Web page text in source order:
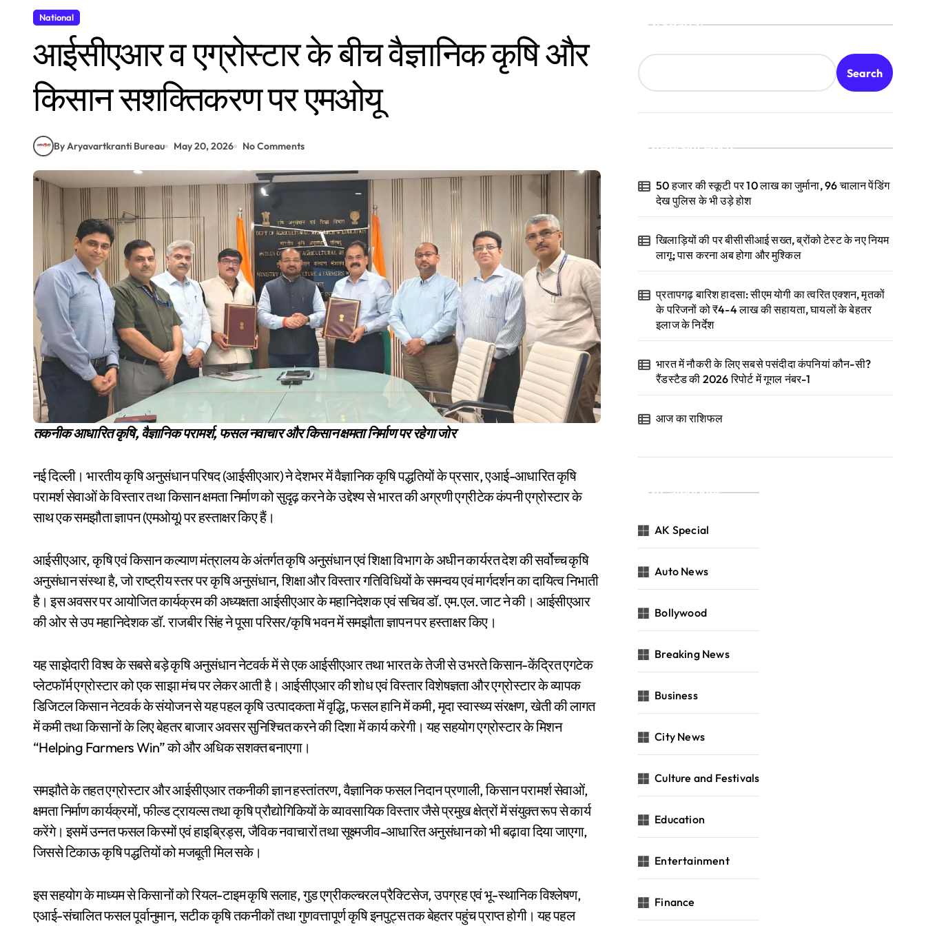
National
आईसीएआर व एग्रोस्टार के बीच वैज्ञानिक कृषि और
किसान सशक्तिकरण पर एमओयू
By Aryavartkranti Bureau May 20, 2026 No Comments
तकनीक आधारित कृषि, वैज्ञानिक परामर्श, फसल नवाचार और किसान क्षमता निर्माण पर रहेगा जोर
नई दिल्ली। भारतीय कृषि अनुसंधान परिषद (आईसीएआर) ने देशभर में वैज्ञानिक कृषि पद्धतियों के प्रसार, एआई-आधारित कृषि
परामर्श सेवाओं के विस्तार तथा किसान क्षमता निर्माण को सुदृढ़ करने के उद्देश्य से भारत की अग्रणी एग्रीटेक कंपनी एग्रोस्टार के
साथ एक समझौता ज्ञापन (एमओयू) पर हस्ताक्षर किए हैं।
आईसीएआर, कृषि एवं किसान कल्याण मंत्रालय के अंतर्गत कृषि अनुसंधान एवं शिक्षा विभाग के अधीन कार्यरत देश की सर्वोच्च कृषि
अनुसंधान संस्था है, जो राष्ट्रीय स्तर पर कृषि अनुसंधान, शिक्षा और विस्तार गतिविधियों के समन्वय एवं मार्गदर्शन का दायित्व निभाती
है। इस अवसर पर आयोजित कार्यक्रम की अध्यक्षता आईसीएआर के महानिदेशक एवं सचिव डॉ. एम.एल. जाट ने की। आईसीएआर
की ओर से उप महानिदेशक डॉ. राजबीर सिंह ने पूसा परिसर/कृषि भवन में समझौता ज्ञापन पर हस्ताक्षर किए।
यह साझेदारी विश्व के सबसे बड़े कृषि अनुसंधान नेटवर्क में से एक आईसीएआर तथा भारत के तेजी से उभरते किसान-केंद्रित एगटेक
प्लेटफॉर्म एग्रोस्टार को एक साझा मंच पर लेकर आती है। आईसीएआर की शोध एवं विस्तार विशेषज्ञता और एग्रोस्टार के व्यापक
डिजिटल किसान नेटवर्क के संयोजन से यह पहल कृषि उत्पादकता में वृद्धि, फसल हानि में कमी, मृदा स्वास्थ्य संरक्षण, खेती की लागत
में कमी तथा किसानों के लिए बेहतर बाजार अवसर सुनिश्चित करने की दिशा में कार्य करेगी। यह सहयोग एग्रोस्टार के मिशन
“Helping Farmers Win” को और अधिक सशक्त बनाएगा।
समझौते के तहत एग्रोस्टार और आईसीएआर तकनीकी ज्ञान हस्तांतरण, वैज्ञानिक फसल निदान प्रणाली, किसान परामर्श सेवाओं,
क्षमता निर्माण कार्यक्रमों, फील्ड ट्रायल्स तथा कृषि प्रौद्योगिकियों के व्यावसायिक विस्तार जैसे प्रमुख क्षेत्रों में संयुक्त रूप से कार्य
करेंगे। इसमें उन्नत फसल किस्मों एवं हाइब्रिड्स, जैविक नवाचारों तथा सूक्ष्मजीव-आधारित अनुसंधान को भी बढ़ावा दिया जाएगा,
जिससे टिकाऊ कृषि पद्धतियों को मजबूती मिल सके।
इस सहयोग के माध्यम से किसानों को रियल-टाइम कृषि सलाह, गुड एग्रीकल्चरल प्रैक्टिसेज, उपग्रह एवं भू-स्थानिक विश्लेषण,
एआई-संचालित फसल पूर्वानुमान, सटीक कृषि तकनीकों तथा गुणवत्तापूर्ण कृषि इनपुट्स तक बेहतर पहुंच प्राप्त होगी। यह पहल
Search
Search
Recent Posts
50 हजार की स्कूटी पर 10 लाख का जुर्माना, 96 चालान पेंडिंग
देख पुलिस के भी उड़े होश
खिलाड़ियों की पर बीसीसीआई सख्त, ब्रोंको टेस्ट के नए नियम
लागू; पास करना अब होगा और मुश्किल
प्रतापगढ़ बारिश हादसा: सीएम योगी का त्वरित एक्शन, मृतकों
के परिजनों को ₹4-4 लाख की सहायता, घायलों के बेहतर
इलाज के निर्देश
भारत में नौकरी के लिए सबसे पसंदीदा कंपनियां कौन-सी?
रैंडस्टैड की 2026 रिपोर्ट में गूगल नंबर-1
आज का राशिफल
Categories
AK Special
Auto News
Bollywood
Breaking News
Business
City News
Culture and Festivals
Education
Entertainment
Finance